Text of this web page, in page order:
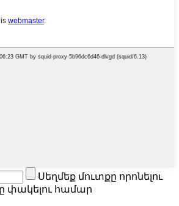
Սեղմեք մուտքը որոնելու
փակելու համար